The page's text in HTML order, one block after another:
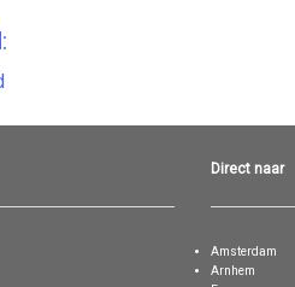
Direct naar
Amsterdam
Arnhem